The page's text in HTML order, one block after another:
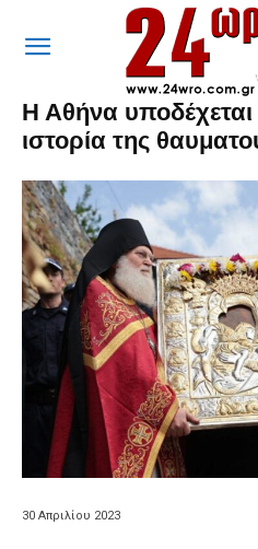
Η Αθήνα υποδέχεται
ιστορία της
30 Απριλίου 2023